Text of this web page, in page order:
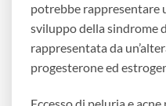
potrebbe rappresentare
sviluppo della sindrome
rappresentata da
progesterone ed